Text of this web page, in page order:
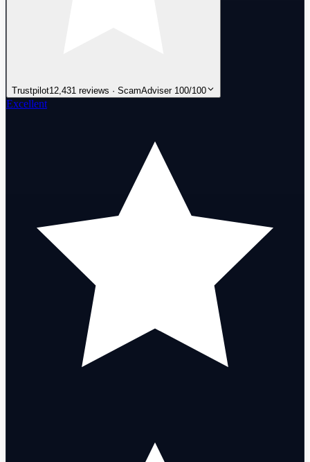
Trustpilot12,431 reviews · ScamAdviser 100/100
Excellent